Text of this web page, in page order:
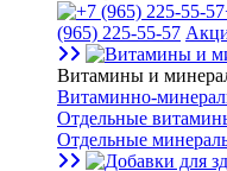
(965) 225-55-57
Витамины и
Витаминно-
Отдельные
Отдельные